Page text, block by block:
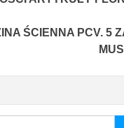
ŚCIENNA PCV. 5